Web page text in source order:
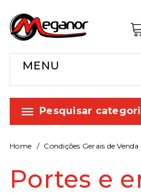
MENU
Pesquisar
Home Condições Gerais de Venda
Portes e